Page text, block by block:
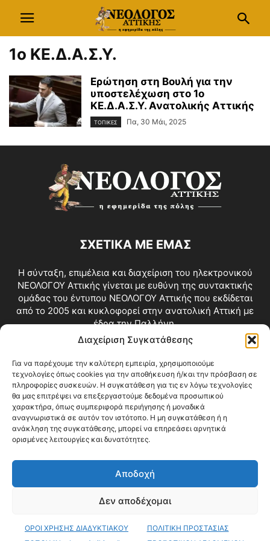
Διαχείριση Συγκατάθεσης
Για να παρέχουμε την καλύτερη εμπειρία, χρησιμοποιούμε
τεχνολογίες όπως cookies για την αποθήκευση ή/και την πρόσβαση σε
πληροφορίες συσκευών. Η συγκατάθεση για τις εν λόγω τεχνολογίες
θα μας επιτρέψει να επεξεργαστούμε δεδομένα προσωπικού
χαρακτήρα, όπως συμπεριφορά περιήγησης ή μοναδικά
αναγνωριστικά σε αυτόν τον ιστότοπο. Η μη συγκατάθεση ή η
ανάκληση της συγκατάθεσης, μπορεί να επηρεάσει αρνητικά
ορισμένες λειτουργίες και δυνατότητες.
Αποδοχή
Δεν αποδέχομαι
ΟΡΟΙ ΧΡΗΣΗΣ ΔΙΑΔΥΚΤΙΑΚΟΥ
ΠΟΛΙΤΙΚΗ ΠΡΟΣΤΑΣΙΑΣ
1ο ΚΕ.Δ.Α.Σ.Υ.
Ερώτηση στη Βουλή για την
υποστελέχωση στο 1ο
ΚΕ.Δ.Α.Σ.Υ. Ανατολικής Αττικής
ΤΟΠΙΚΕΣ Πα, 30 Μάι, 2025
ΣΧΕΤΙΚΑ ΜΕ ΕΜΑΣ
Η σύνταξη, επιμέλεια και διαχείριση του ηλεκτρονικού
ΝΕΟΛΟΓΟΥ Αττικής γίνεται με ευθύνη της συντακτικής
ομάδας του έντυπου ΝΕΟΛΟΓΟΥ Αττικής που εκδίδεται
από το 2005 και κυκλοφορεί στην ανατολική Αττική με
έδρα την Παλλήνη.
Επικοινωνία:info@neologosattikis.gr
ΑΚΟΛΟΥΘΗΣΕ ΜΑΣ
Videos Όροι Χρήσης
© Copyright 2026 ΝΕΟΛΟΓΟΣ ΑΤΤΙΚΗΣ • All Rights Reserved •